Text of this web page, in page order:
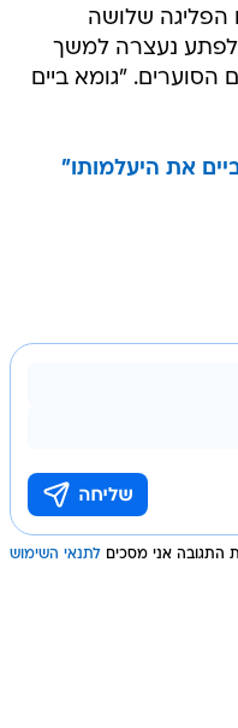
הפליגה שלושה
נעצרה למשך
"גומא ביים
את היעלמותו"
התגובה אני מסכים לתנאי השימוש